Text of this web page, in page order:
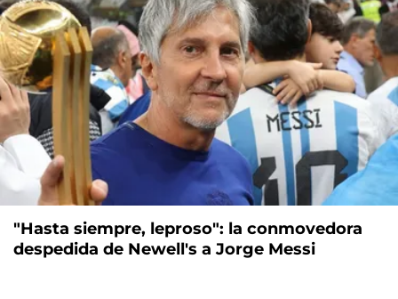
"Hasta siempre, leproso": la conmovedora
despedida de Newell's a Jorge Messi